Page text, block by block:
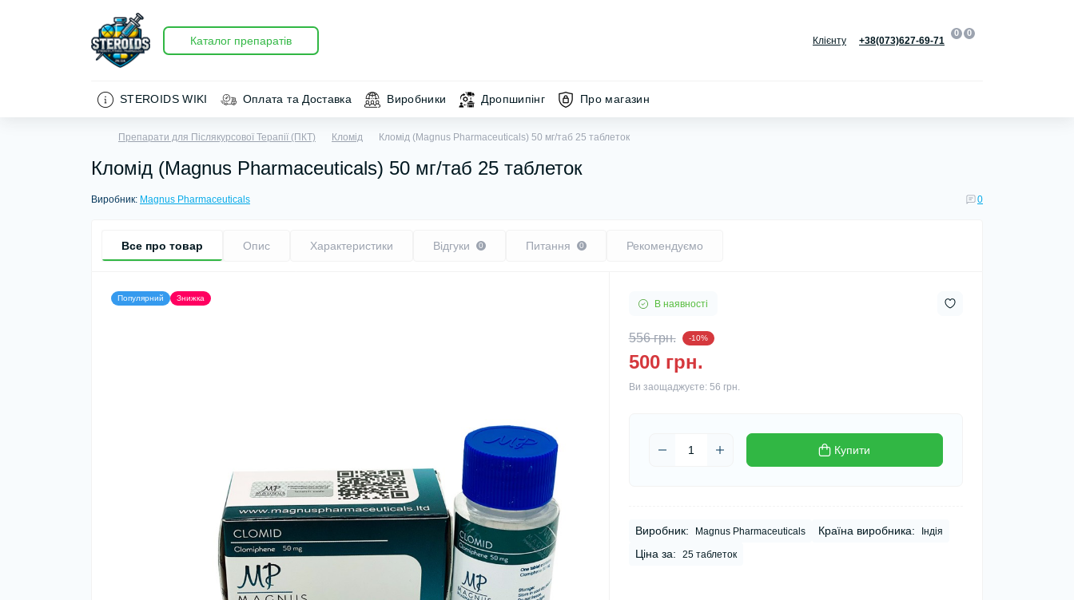
Каталог препаратів Клієнту +38(073)627-69-71
0 0
STEROIDS WIKI Оплата та Доставка Виробники Дропшипінг Про магазин
Препарати для Післякурсової Терапії (ПКТ) Кломід Кломід (Magnus Pharmaceuticals) 50 мг/таб 25 таблеток
Кломід (Magnus Pharmaceuticals) 50 мг/таб 25 таблеток
Виробник: Magnus Pharmaceuticals 0
Все про товар Опис Характеристики Відгуки 0 Питання 0 Рекомендуємо
Популярний Знижка В наявності
556 грн. -10%
500 грн.
Ви заощаджуєте: 56 грн.
Купити
Виробник: Magnus Pharmaceuticals Країна виробника: Індія
Ціна за: 25 таблеток